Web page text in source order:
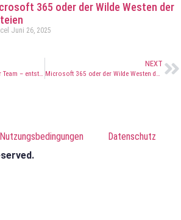
365 oder der Wilde Westen der
Juni 26, 2025
Wenn KI mehr weiß als Ihr Team – entsteht stille Gefahr.
NEXT
Microsoft 365 oder der Wilde Westen der Dateien
Nutzungsbedingungen
Datenschutz